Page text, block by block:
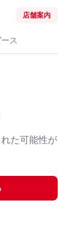
店舗案内
ス
た可能性が